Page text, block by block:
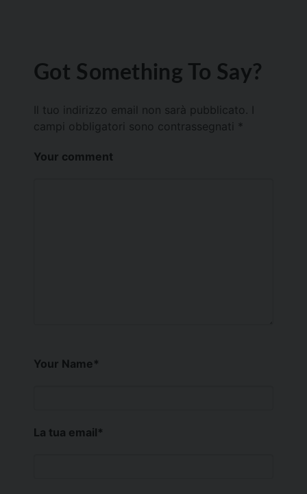
Got Something To Say?
Il tuo indirizzo email non sarà pubblicato.
campi obbligatori sono contrassegnati *
Your comment
Your Name*
La tua email*